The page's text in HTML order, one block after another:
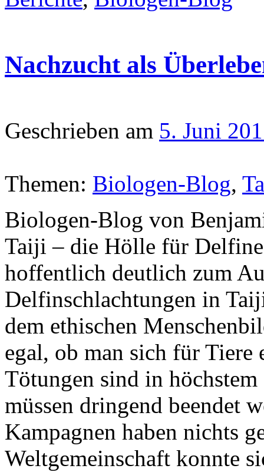
Nachzucht als
Geschrieben am 5. Juni
Themen: Biologen-Blog,
Biologen-Blog von
Taiji – die Hölle für
hoffentlich deutlich zum
Delfinschlachtungen in
dem ethischen
egal, ob man sich für Tiere
Tötungen sind in
müssen dringend beendet
Kampagnen haben nichts
Weltgemeinschaft konnte